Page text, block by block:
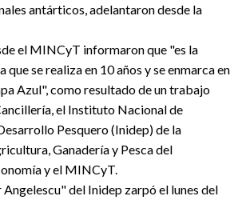
antárticos, adelantaron desde la
el MINCyT informaron que "es la
que se realiza en 10 años y se enmarca en
Azul", como resultado de un trabajo
el Instituto Nacional de
Pesquero (Inidep) de la
Ganadería y Pesca del
y el MINCyT.
del Inidep zarpó el lunes del